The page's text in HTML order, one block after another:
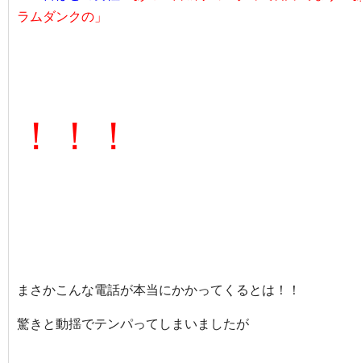
ラムダンクの」
！！！
まさかこんな電話が本当にかかってくるとは！！
驚きと動揺でテンパってしまいましたが